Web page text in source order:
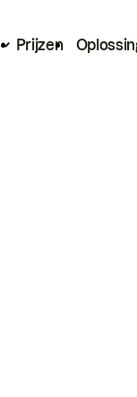
Prijzen